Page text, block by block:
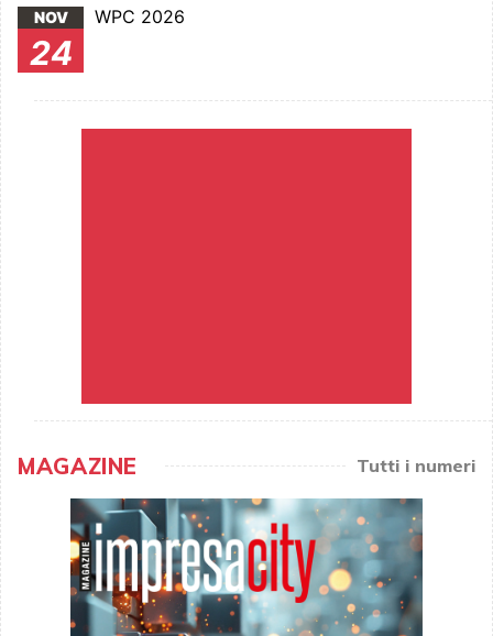
NOV
24
WPC 2026
MAGAZINE Tutti i numeri